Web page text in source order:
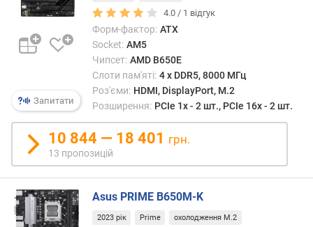
т
т
а
Г
ц
)
м
а
к
с
и
Запитати
4.0 / 1 відгук
Форм-фактор: ATX
Socket: AM5
Чипсет: AMD B650E
Слоти пам'яті: 4 х DDR5, 8000 МГц
Роз'єми: HDMI, DisplayPort, M.2
Розширення: PCIe 1x - 2 шт., PCIe 16x - 2 шт.
10 844 — 18 401 грн.
13 пропозицій
Asus PRIME B650M-K
2023 рік Prime охолодження M.2